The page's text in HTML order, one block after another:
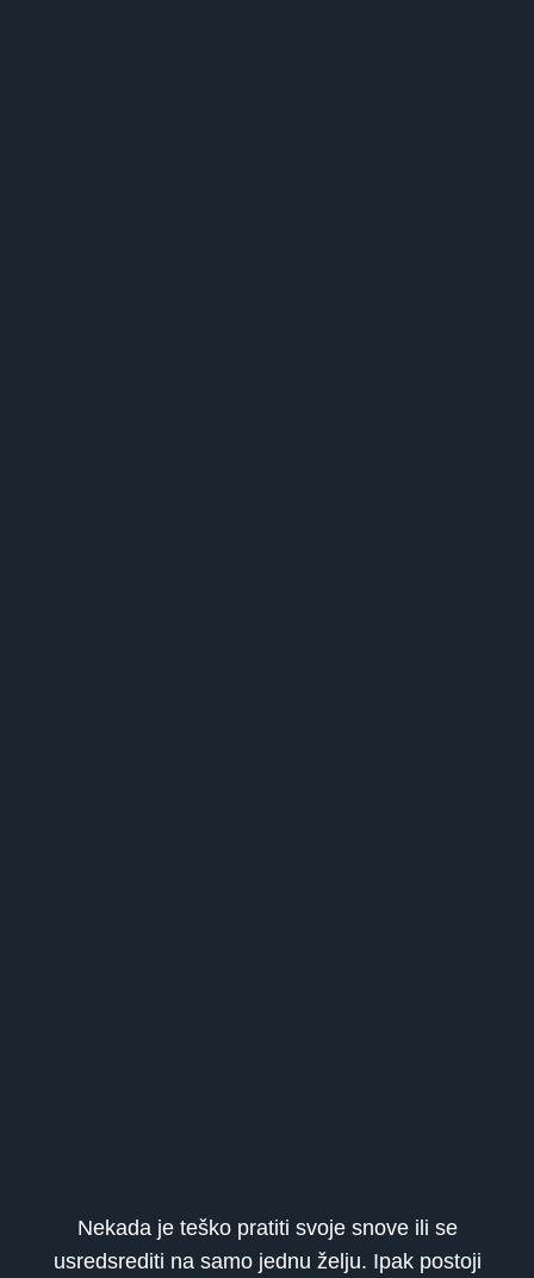
Nekada je teško pratiti svoje snove ili se
usredsrediti na samo jednu želju. Ipak postoji